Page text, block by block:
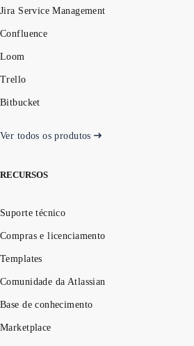
Jira Service Management
Confluence
Loom
Trello
Bitbucket
Ver todos os produtos
RECURSOS
Suporte técnico
Compras e licenciamento
Templates
Comunidade da Atlassian
Base de conhecimento
Marketplace